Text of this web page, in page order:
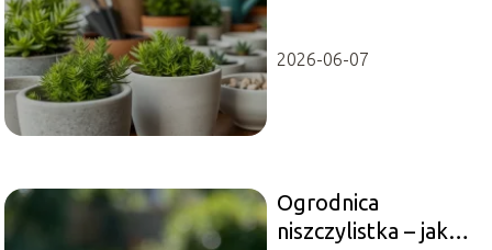
2026-06-07
Ogrodnica
niszczylistka – jak